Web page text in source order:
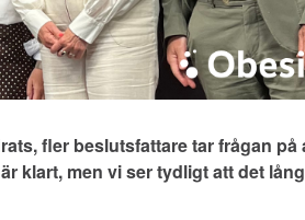
fler beslutsfattare tar frågan på
klart, men vi ser tydligt att det